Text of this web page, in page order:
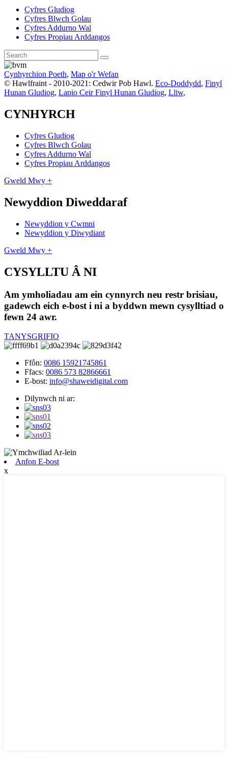
Cyfres Gludiog
Cyfres Blwch Golau
Cyfres Addurno Wal
Cyfres Propiau Arddangos
Cynhyrchion Poeth, Map o'r Wefan
© Hawlfraint - 2010-2021: Cedwir Pob Hawl. Eco-Doddydd, Finyl
Hunan Gludiog, Lapio Ceir Finyl Hunan Gludiog, Lliw,
CYNHYRCH
Cyfres Gludiog
Cyfres Blwch Golau
Cyfres Addurno Wal
Cyfres Propiau Arddangos
Gweld Mwy +
Newyddion Diweddaraf
Newyddion y Cwmni
Newyddion y Diwydiant
Gweld Mwy +
CYSYLLTU Â NI
Am ymholiadau am ein cynnyrch neu restr brisiau,
gadewch eich e-bost i ni a byddwn mewn cysylltiad o
fewn 24 awr.
TANYSGRIFIO
Ffôn: 0086 15921745861
Ffacs: 0086 573 82866661
E-bost: info@shaweidigital.com
Dilynwch ni ar:
Anfon E-bost
x